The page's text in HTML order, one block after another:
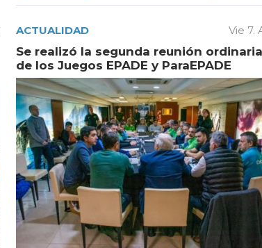
ACTUALIDAD Vie 7.
Se realizó la segunda reunión ordinaria
de los Juegos EPADE y ParaEPADE